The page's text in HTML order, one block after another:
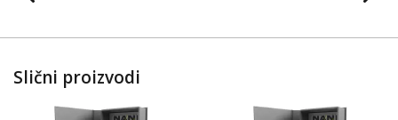
Slični proizvodi